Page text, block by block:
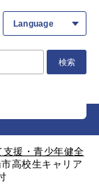
Language
検索
支援・青少年健全
高校生キャリア